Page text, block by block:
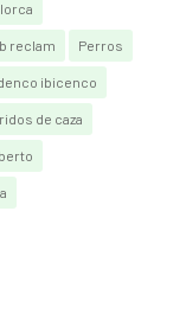
reclam Perros
ibicenco
de caza